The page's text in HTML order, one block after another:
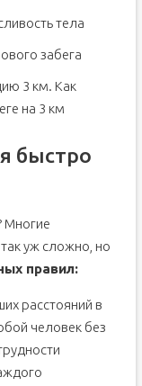
тела
забега
3 км. Как
на 3 км
быстро
Многие
уж сложно, но
правил:
расстояний в
человек без